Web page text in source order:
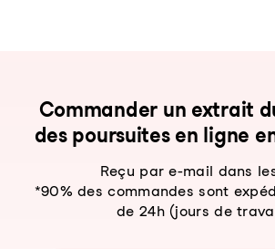
Com­man­der un ex­trait
des pour­sui­tes en li­gne
Reçu par e-mail dans
*90% des commandes sont
de 24h (jours de